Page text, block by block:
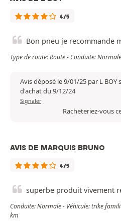
4/5
Bon pneu je recommande
Type de route: Route - Conduite:
Avis déposé le 9/01/25 par L
d'achat du 9/12/24
Signaler
Racheteriez-vous
AVIS DE MARQUIS BRUNO
4/5
superbe produit vivement
Conduite: Normale - Véhicule: trike
km